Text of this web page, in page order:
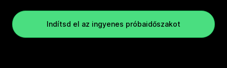
Indítsd el az ingyenes próbaidőszakot